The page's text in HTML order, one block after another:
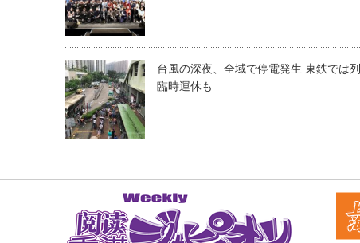
台風の深夜、全域で停電発生 東鉄では
臨時運休も